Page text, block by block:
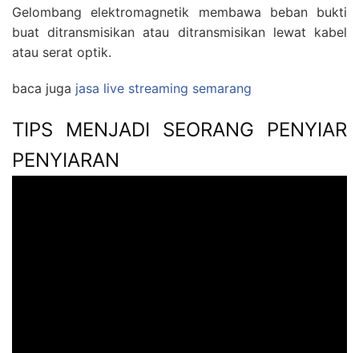
Gelombang elektromagnetik membawa beban bukti
buat ditransmisikan atau ditransmisikan lewat kabel
atau serat optik.
baca juga jasa live streaming semarang
TIPS MENJADI SEORANG PENYIAR
PENYIARAN